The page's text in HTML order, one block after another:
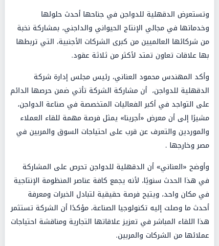
وتستعرض الدقهلية للدواجن في جناحها أحدث حلولها
وخدماتها في مجالي الإنتاج الحيواني والداجني، بمشاركة نخبة
من شركائها العالميين من كبرى الشركات الأجنبية، التي تربطها
بها علاقات تعاون تمتد لأكثر من ثلاثة عقود.
وأكد المهندس محمود العناني، رئيس مجلس إدارة شركة
الدقهلية للدواجن، أن مشاركة الشركة تأتي ضمن حرصها الدائم
على التواجد في أكبر الفعاليات المتخصصة في صناعة الدواجن،
مشيرًا إلى أن معرض «أجرينا» يمثل فرصة مهمة للقاء العملاء
والموردين والتعرف عن قرب على احتياجات السوق والمربين في
مصر وخارجها .
وأوضح «العناني» أن الدقهلية للدواجن تحرص على المشاركة
في هذا الحدث سنويًا، لأنه يجمع كافة عناصر المنظومة الإنتاجية
في مكان واحد، ويتيح فرصة حقيقية لتبادل الخبرات ومعرفة
أحدث ما وصلت إليه تكنولوجيا الصناعة، مؤكدًا أن الشركة تستثمر
هذا اللقاء المباشر في تعزيز علاقاتها التجارية ومناقشة احتياجات
عملائها من الشركات والمربين.